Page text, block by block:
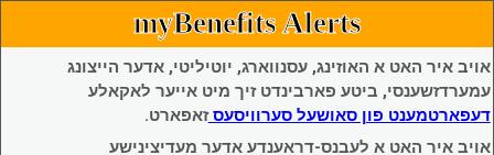
myBenefits Alerts
אויב איר האט א האוזינג, עסנווארג, יוטיליטי, אדער הייצונג
עמערדזשענסי, ביטע פארבינדט זיך מיט אייער לאקאלע
דעפארטמענט פון סאושעל סערוויסעסזאפארט.
אויב איר האט א לעבנס-דראענדע אדער מעדיצינישע